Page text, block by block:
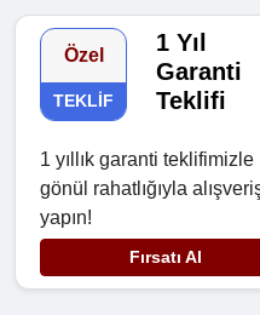
Özel
TEKLIF
1 Yıl
Garanti
Teklifi
1 yıllık garanti teklifimizle
gönül rahatlığıyla
yapın!
Fırsatı Al